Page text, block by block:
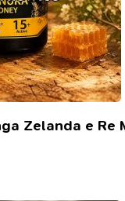
Zelanda e Re